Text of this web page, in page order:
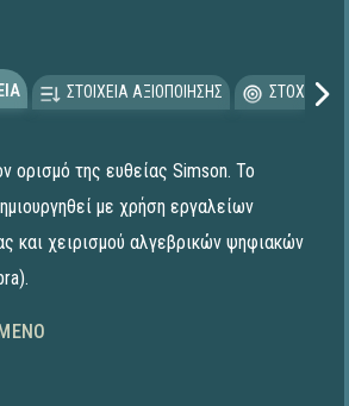
ΣΤΟΙΧΕΙΑ ΑΞΙΟΠΟΙΗΣΗΣ
ορισμό της ευθείας Simson. To
με χρήση εργαλείων
και χειρισμού αλγεβρικών ψηφιακών